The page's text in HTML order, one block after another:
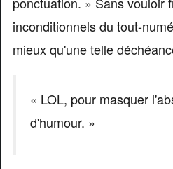
inconditionnels du tout-
mieux qu'une telle
« LOL, pour masquer
d'humour. »